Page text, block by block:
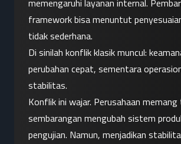
memengaruhi layanan internal.
framework bisa menuntut
tidak sederhana.
Di sinilah konflik klasik muncul:
perubahan cepat, sementara
stabilitas.
Konflik ini wajar. Perusahaan
sembarangan mengubah sistem
pengujian. Namun, menjadikan